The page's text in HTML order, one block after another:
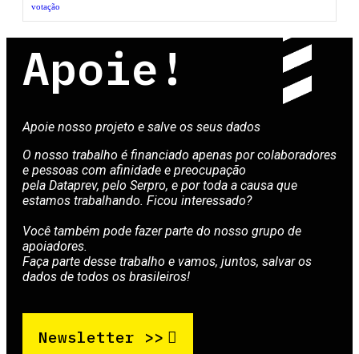
votação
Apoie!
Apoie nosso projeto e salve os seus dados
O nosso trabalho é financiado apenas por colaboradores
e pessoas com afinidade e preocupação
pela Dataprev, pelo Serpro, e por toda a causa que
estamos trabalhando. Ficou interessado?
Você também pode fazer parte do nosso grupo de
apoiadores.
Faça parte desse trabalho e vamos, juntos, salvar os
dados de todos os brasileiros!
Newsletter >>